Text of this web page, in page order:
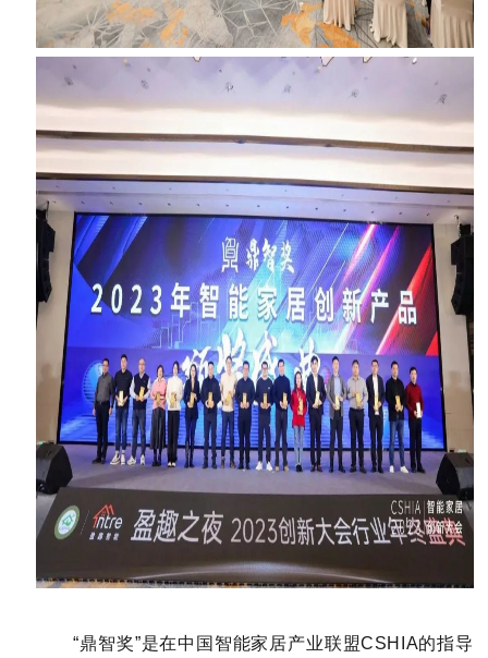
“鼎智奖”是在中国智能家居产业联盟CSHIA的指导